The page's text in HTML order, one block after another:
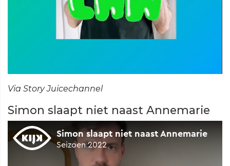
Via Story Juicechannel
Simon slaapt niet naast Annemarie